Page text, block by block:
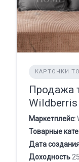
КАРТОЧКИ
Продажа
Wildberris
Маркетплейс:
Товарные
Дата
Доходность